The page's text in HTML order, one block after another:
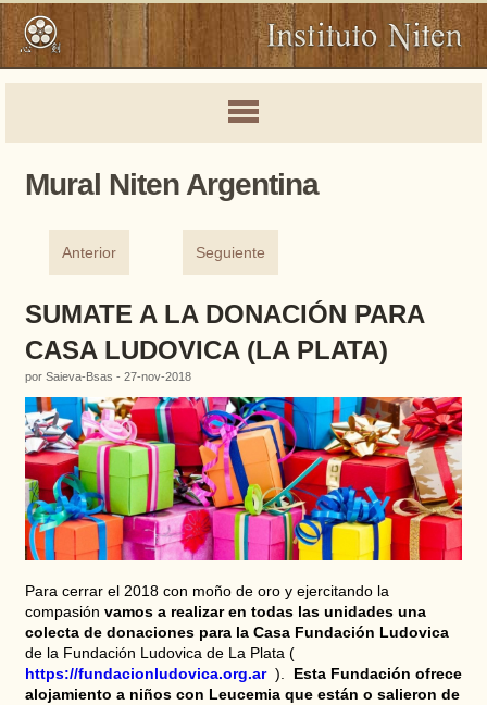
Mural Niten Argentina
Anterior Seguiente
SUMATE A LA DONACIÓN PARA
CASA LUDOVICA (LA PLATA)
por Saieva-Bsas - 27-nov-2018
Para cerrar el 2018 con moño de oro y ejercitando la
compasión vamos a realizar en todas las unidades una
colecta de donaciones para la Casa Fundación Ludovica
de la Fundación Ludovica de La Plata (
https://fundacionludovica.org.ar ).
Esta Fundación ofrece
alojamiento a niños con Leucemia que están o salieron de